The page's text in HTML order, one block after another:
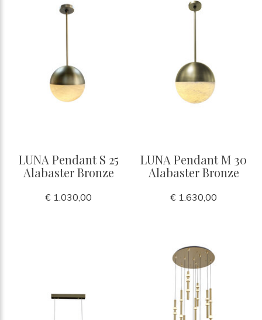
LUNA Pendant S 25
Alabaster Bronze
€ 1.030,00
LUNA Pendant M 30
Alabaster Bronze
€ 1.630,00